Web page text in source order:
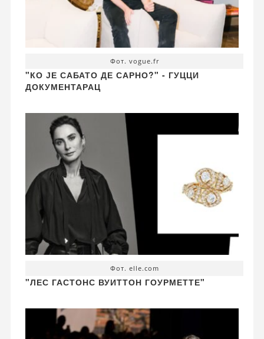
Фот. vogue.fr
"КО ЈЕ САБАТО ДЕ САРНО?" - ГУЦЦИ
ДОКУМЕНТАРАЦ
Фот. elle.com
"ЛЕС ГАСТОНС ВУИТТОН ГОУРМЕТТЕ"